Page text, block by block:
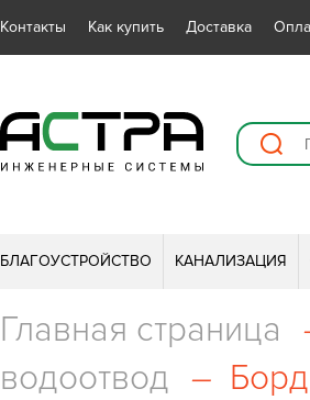
Контакты Как купить Доставка
БЛАГОУСТРОЙСТВО КАНАЛИЗАЦИЯ
Главная страница
водоотвод –